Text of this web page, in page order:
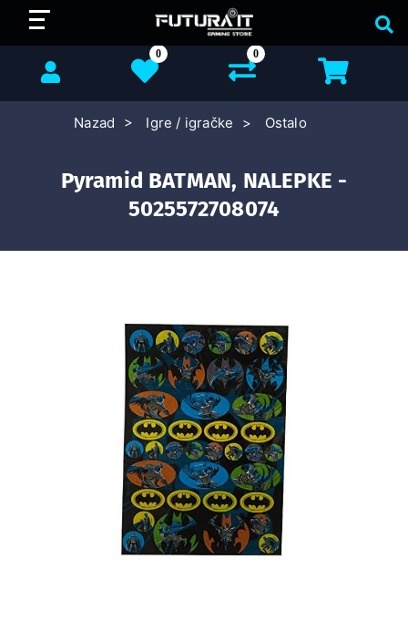
0
0
Nazad Igre / igračke Ostalo
Pyramid BATMAN, NALEPKE -
5025572708074